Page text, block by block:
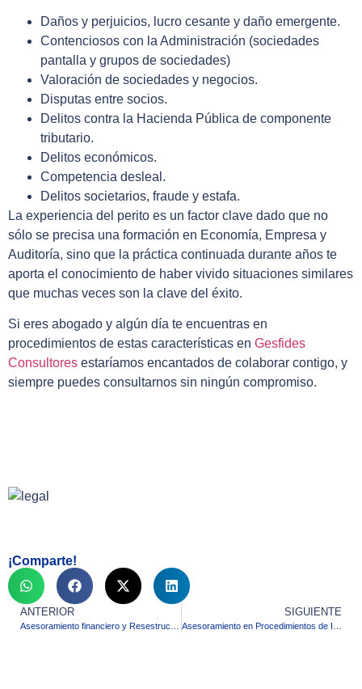
Daños y perjuicios, lucro cesante y daño emergente.
Contenciosos con la Administración (sociedades
pantalla y grupos de sociedades)
Valoración de sociedades y negocios.
Disputas entre socios.
Delitos contra la Hacienda Pública de componente
tributario.
Delitos económicos.
Competencia desleal.
Delitos societarios, fraude y estafa.
La experiencia del perito es un factor clave dado que no
sólo se precisa una formación en Economía, Empresa y
Auditoría, sino que la práctica continuada durante años te
aporta el conocimiento de haber vivido situaciones similares
que muchas veces son la clave del éxito.
Si eres abogado y algún día te encuentras en
procedimientos de estas características en Gesfides
Consultores estaríamos encantados de colaborar contigo, y
siempre puedes consultarnos sin ningún compromiso.
¡Comparte!
ANTERIOR SIGUIENTE